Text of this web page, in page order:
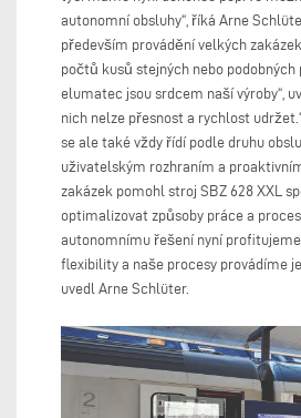
autonomní obsluhy“, říká Arne
především provádění velkých
počtů kusů stejných nebo podobných
elumatec jsou srdcem naší výroby“,
nich nelze přesnost a rychlost
se ale také vždy řídí podle druhu
uživatelským rozhraním a
zakázek pomohl stroj SBZ 628 XXL
optimalizovat způsoby práce a
autonomnímu řešení nyní
flexibility a naše procesy provádíme
uvedl Arne Schlüter.